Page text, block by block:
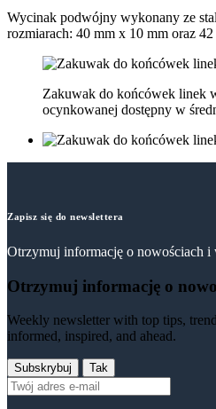
Wycinak podwójny wykonany ze
rozmiarach: 40 mm x 10 mm oraz
Zakuwak do końcówek linek
ocynkowanej dostępny w
Zapisz się do newslettera
Otrzymuj informację o nowościach i
Otrzymuj informację o
Weekly newsletter with top tips,
informed, inspired, and ahead.